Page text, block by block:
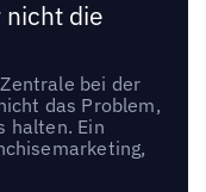
nicht die
bei der
das Problem,
halten. Ein